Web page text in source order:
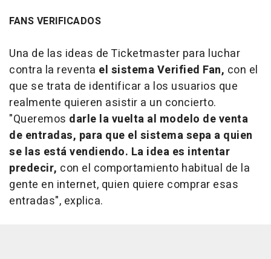
FANS VERIFICADOS
Una de las ideas de Ticketmaster para luchar
contra la reventa el sistema Verified Fan, con el
que se trata de identificar a los usuarios que
realmente quieren asistir a un concierto.
"Queremos darle la vuelta al modelo de venta
de entradas, para que el sistema sepa a quien
se las está vendiendo. La idea es intentar
predecir, con el comportamiento habitual de la
gente en internet, quien quiere comprar esas
entradas", explica.